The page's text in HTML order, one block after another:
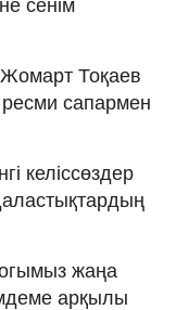
сенім
Тоқаев
сапармен
келіссөздер
жаңа
арқылы